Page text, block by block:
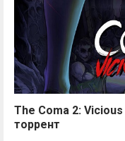
The Coma 2:
торрент